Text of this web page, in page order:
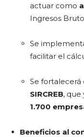
actuar como
Ingresos
Se
facilitar el
Se fortalecerá
SIRCREB, que
1.700
Beneficios al